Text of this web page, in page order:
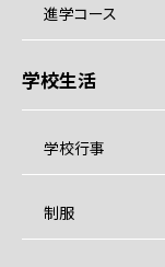
進学コース
学校生活
学校行事
制服